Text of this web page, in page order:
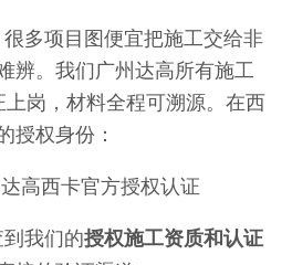
多项目图便宜把施工交给非
辨。我们广州达高所有施工
岗，材料全程可溯源。在西
授权身份：
高西卡官方授权认证
我们的授权施工资质和认证